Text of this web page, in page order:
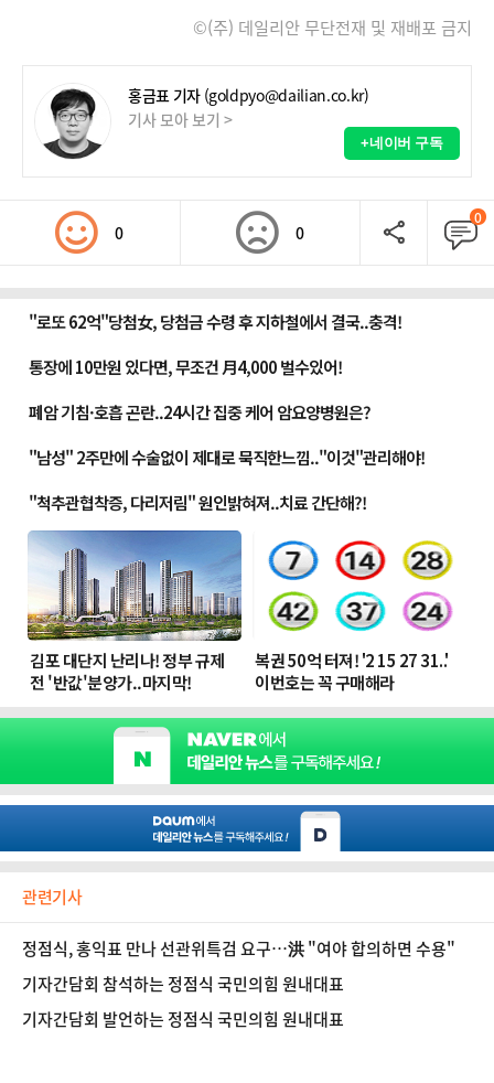
©(주) 데일리안 무단전재 및 재배포 금지
홍금표 기자 (goldpyo@dailian.co.kr)
기사 모아 보기 >
+네이버 구독
0 0
0
관련기사
정점식, 홍익표 만나 선관위특검 요구…洪 "여야 합의하면 수용"
기자간담회 참석하는 정점식 국민의힘 원내대표
기자간담회 발언하는 정점식 국민의힘 원내대표